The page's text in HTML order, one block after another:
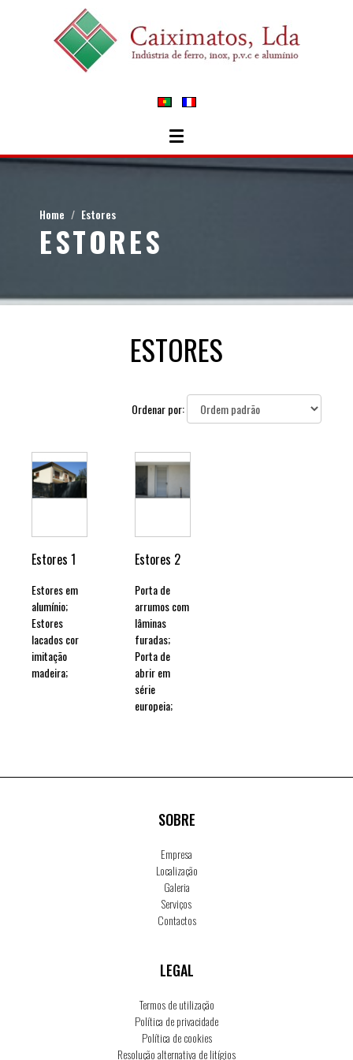
Home Estores
ESTORES
ESTORES
Ordenar por:
detalhes
Estores 1
Estores em
alumínio;
Estores
lacados cor
imitação
madeira;
detalhes
Estores 2
Porta de
arrumos com
lâminas
furadas;
Porta de
abrir em
série
europeia;
SOBRE
Empresa
Localização
Galeria
Serviços
Contactos
LEGAL
Termos de utilização
Política de privacidade
Política de cookies
Resolução alternativa de litígios